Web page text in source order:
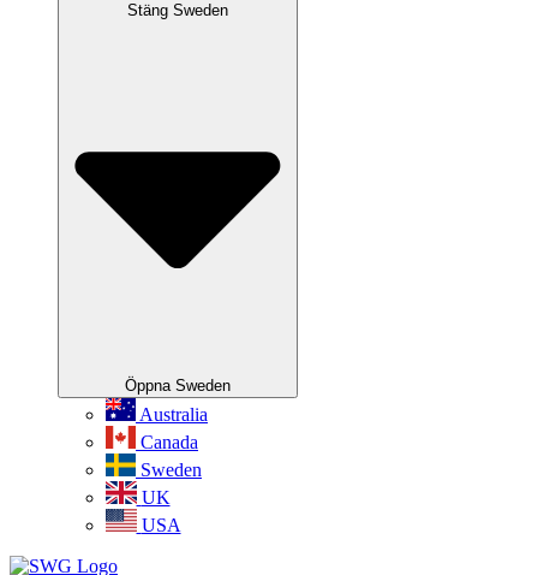
Stäng Sweden
Öppna Sweden
Australia
Canada
Sweden
UK
USA